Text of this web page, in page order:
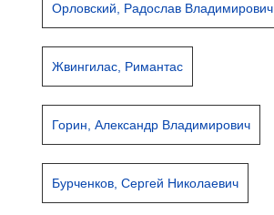
Орловский, Радослав Владимирович
Жвингилас, Римантас
Горин, Александр Владимирович
Бурченков, Сергей Николаевич